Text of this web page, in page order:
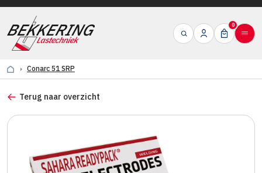
0
Conarc 51 SRP
Terug naar overzicht